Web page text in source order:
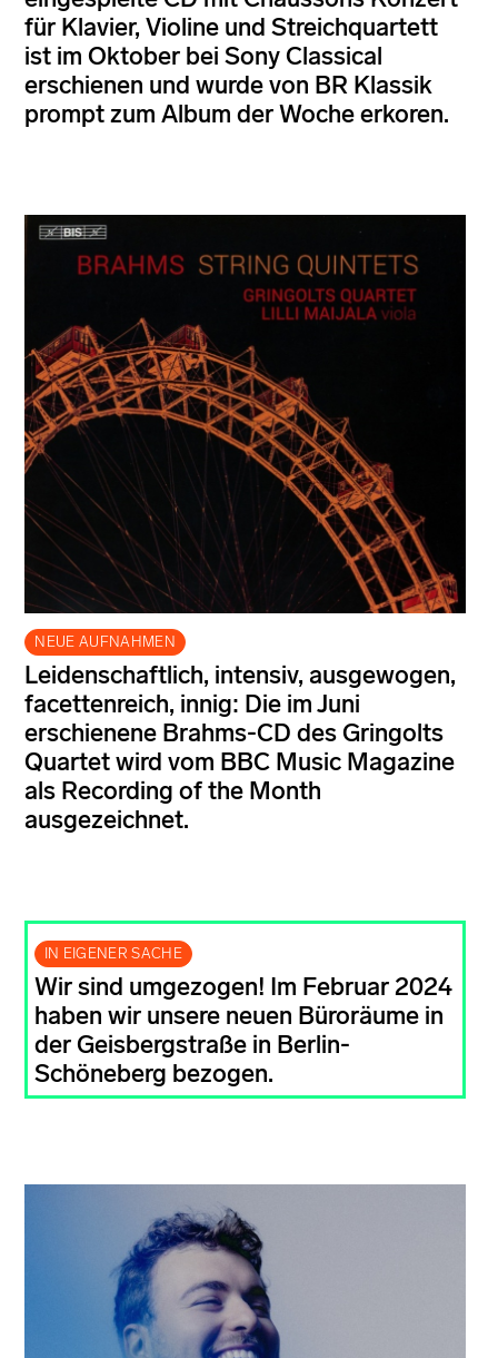
für Klavier, Violine und Streichquartett
ist im Oktober bei Sony Classical
erschienen und wurde von BR Klassik
prompt zum Album der Woche erkoren.
NEUE AUFNAHMEN
Leidenschaftlich, intensiv, ausgewogen,
facettenreich, innig: Die im Juni
erschienene Brahms-CD des Gringolts
Quartet wird vom BBC Music Magazine
als Recording of the Month
ausgezeichnet.
IN EIGENER SACHE
Wir sind umgezogen! Im Februar 2024
haben wir unsere neuen Büroräume in
der Geisbergstraße in Berlin-
Schöneberg bezogen.